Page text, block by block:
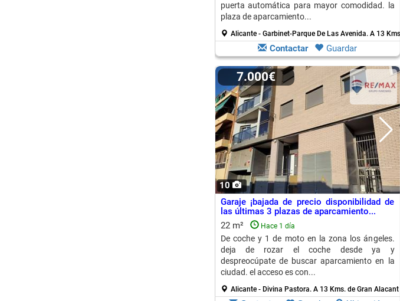
puerta automática para mayor comodidad. la
plaza de aparcamiento...
Alicante - Garbinet-Parque De Las Avenida. A 13
Contactar Guardar
10
7.000€
Garaje ¡bajada de precio disponibilidad de
las últimas 3 plazas de aparcamiento...
22 m²
Hace 1 día
De coche y 1 de moto en la zona los ángeles.
deja de rozar el coche desde ya y
despreocúpate de buscar aparcamiento en la
ciudad. el acceso es con...
Alicante - Divina Pastora. A 13 Kms. de Gran Alacant